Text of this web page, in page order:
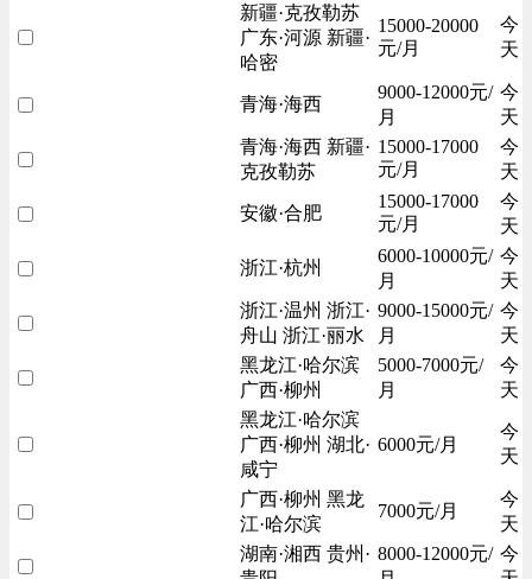
新疆·克孜勒苏
广东·河源 新疆·
哈密
15000-20000
元/月
今
天
青海·海西
9000-12000元/
月
今
天
青海·海西 新疆·
克孜勒苏
15000-17000
元/月
今
天
安徽·合肥
15000-17000
元/月
今
天
浙江·杭州
6000-10000元/
月
今
天
浙江·温州 浙江·
舟山 浙江·丽水
9000-15000元/
月
今
天
黑龙江·哈尔滨
广西·柳州
5000-7000元/
月
今
天
黑龙江·哈尔滨
广西·柳州 湖北·
咸宁
6000元/月
今
天
广西·柳州 黑龙
江·哈尔滨
7000元/月
今
天
湖南·湘西 贵州· 8000-12000元/ 今